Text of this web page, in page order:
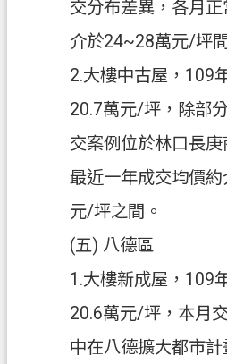
交分布差異，各月
介於24~28萬元/坪
2.大樓中古屋，109
20.7萬元/坪，除部
交案例位於林口長庚
最近一年成交均價
元/坪之間。
(五) 八德區
1.大樓新成屋，109
20.6萬元/坪，本月
中在八德擴大都市